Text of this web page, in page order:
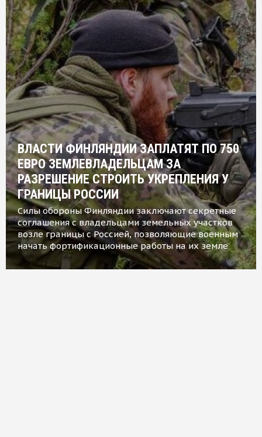
ВЛАСТИ ФИНЛЯНДИИ ЗАПЛАТЯТ ПО 750
ЕВРО ЗЕМЛЕВЛАДЕЛЬЦАМ ЗА
РАЗРЕШЕНИЕ СТРОИТЬ УКРЕПЛЕНИЯ У
ГРАНИЦЫ РОССИИ
Силы обороны Финляндии заключают секретные
соглашения с владельцами земельных участков
возле границы с Россией, позволяющие военным
начать фортификационные работы на их земле